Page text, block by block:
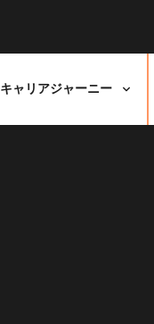
キャリアジャーニー